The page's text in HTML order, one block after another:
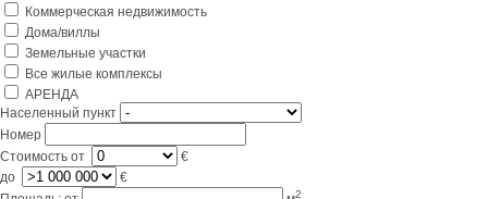
Lifestyle
Контакты
Коммерческая недвижимость
Дома/виллы
Земельные участки
Все жилые комплексы
АРЕНДА
Населенный пункт
Номер
Стоимость от
€
до
€
2